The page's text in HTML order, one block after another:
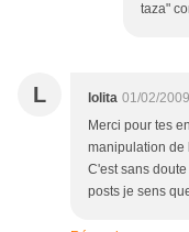
taza"
L lolita 01/02/
Merci pour tes
manipulation de
C'est sans
posts je sens